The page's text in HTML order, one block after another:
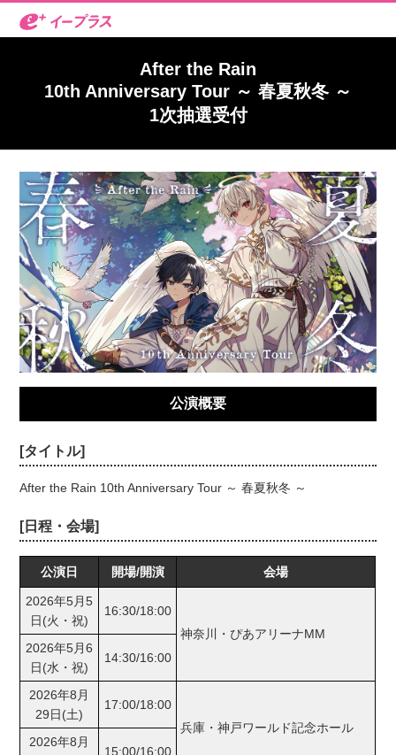
After the Rain
10th Anniversary Tour ～ 春夏秋冬 ～
1次抽選受付
公演概要
[タイトル]
After the Rain 10th Anniversary Tour ～ 春夏秋冬 ～
[日程・会場]
公演日 開場/開演 会場
2026年5月5
日(火・祝)
16:30/18:00
神奈川・ぴあアリーナMM
2026年5月6
日(水・祝)
14:30/16:00
2026年8月
29日(土)
17:00/18:00
兵庫・神戸ワールド記念ホール
2026年8月
15:00/16:00